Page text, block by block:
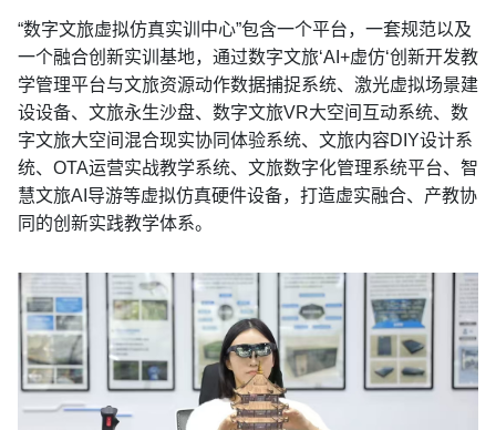
“数字文旅虚拟仿真实训中心”包含一个平台，一套规范以及
一个融合创新实训基地，通过数字文旅‘AI+虚仿‘创新开发教
学管理平台与文旅资源动作数据捕捉系统、激光虚拟场景建
设设备、文旅永生沙盘、数字文旅VR大空间互动系统、数
字文旅大空间混合现实协同体验系统、文旅内容DIY设计系
统、OTA运营实战教学系统、文旅数字化管理系统平台、智
慧文旅AI导游等虚拟仿真硬件设备，打造虚实融合、产教协
同的创新实践教学体系。